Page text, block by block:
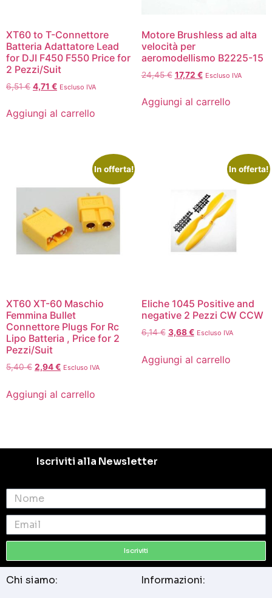
XT60 to T-Connettore
Batteria Adattatore Lead
for DJI F450 F550 Price for
2 Pezzi/Suit
6,51€ 4,71 € Escluso IVA
Aggiungi al carrello
Motore Brushless ad alta
velocità per
aeromodellismo B2225-15
24,45€ 17,72 € Escluso IVA
Aggiungi al carrello
In offerta!
XT60 XT-60 Maschio
Femmina Bullet
Connettore Plugs For Rc
Lipo Batteria , Price for 2
Pezzi/Suit
5,40€ 2,94€ Escluso IVA
Aggiungi al carrello
In offerta!
Eliche 1045 Positive and
negative 2 Pezzi CW CCW
6,14€ 3,68€ Escluso IVA
Aggiungi al carrello
Iscriviti alla Newsletter
Iscriviti
Chi siamo:
Informazioni: